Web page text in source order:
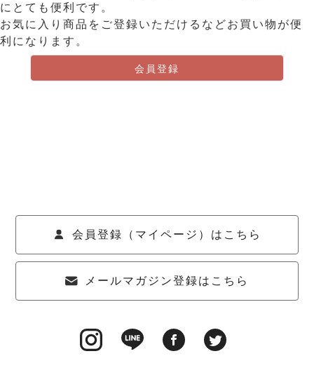
にとても便利です。
お気に入り商品をご登録いただけるなどお買い物が便
利になります。
会員登録
会員登録（マイページ）はこちら
メールマガジン登録はこちら